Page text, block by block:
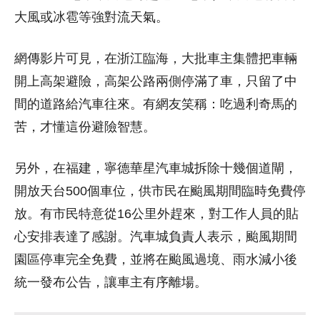
大風或冰雹等強對流天氣。
網傳影片可見，在浙江臨海，大批車主集體把車輛
開上高架避險，高架公路兩側停滿了車，只留了中
間的道路給汽車往來。有網友笑稱：吃過利奇馬的
苦，才懂這份避險智慧。
另外，在福建，寧德華星汽車城拆除十幾個道閘，
開放天台500個車位，供市民在颱風期間臨時免費停
放。有市民特意從16公里外趕來，對工作人員的貼
心安排表達了感謝。汽車城負責人表示，颱風期間
園區停車完全免費，並將在颱風過境、雨水減小後
統一發布公告，讓車主有序離場。